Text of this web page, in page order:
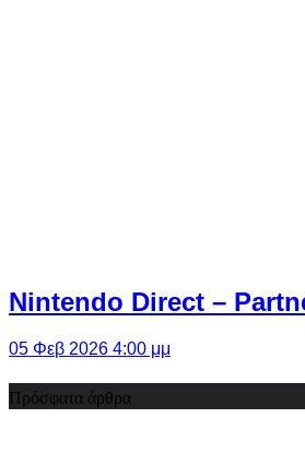
Nintendo Direct –
05 Φεβ 2026 4:00 μμ
Πρόσφατα άρθρα